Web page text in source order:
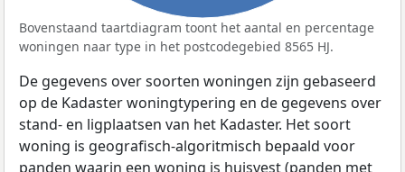
Bovenstaand taartdiagram toont het aantal en percentage
woningen naar type in het postcodegebied 8565 HJ.
De gegevens over soorten woningen zijn gebaseerd
op de Kadaster woningtypering en de gegevens over
stand- en ligplaatsen van het Kadaster. Het soort
woning is geografisch-algoritmisch bepaald voor
panden waarin een woning is huisvest (panden met